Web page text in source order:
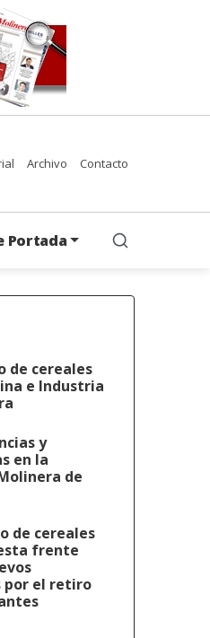
Archivo Contacto
Portada
de cereales
e Industria
y
en la
de
de cereales
frente
por el retiro